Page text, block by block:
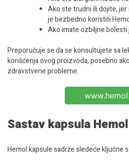
Ako ste trudni ili dojite,
je bezbedno koristiti
Ako imate ozbiljne bolesti
Preporučuje se da se konsultujete sa
korišćenja ovog proizvoda, posebno
zdravstvene probleme.
Sastav kapsula Hemol
Hemol kapsule sadrže sledeće ključne